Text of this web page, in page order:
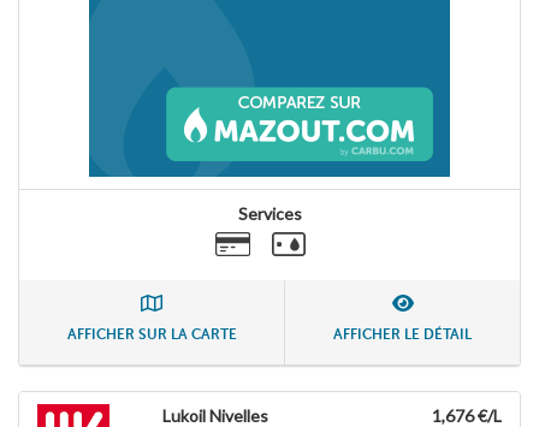
Services
AFFICHER SUR LA CARTE AFFICHER LE DÉTAIL
Lukoil Nivelles
1,676 €/L